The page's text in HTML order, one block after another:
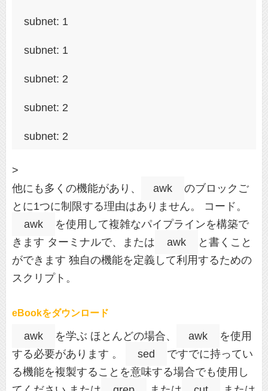
subnet: 1
subnet: 1
subnet: 2
subnet: 2
subnet: 2
>
他にも多くの機能があり、
awk
のブロックご
とに1つに制限する理由はありません。 コード。
awk
を使用して複雑なパイプラインを構築で
きます ターミナルで、または
awk
と書くこと
ができます 独自の機能を定義して利用するための
スクリプト。
eBookをダウンロード
awk を学ぶ ほとんどの場合、 awk
を使用
する必要があります 。
sed
ですでに持ってい
る機能を複製することを意味する場合でも使用し